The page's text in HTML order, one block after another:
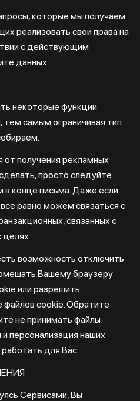
которые мы получаем
реализовать свои права на
с действующим
данных.
некоторые функции
тем самым ограничивая тип
от получения рекламных
просто следуйте
конце письма. Даже если
равно можем связаться с
связанных с
целях.
возможность отключить
Вашему браузеру
или разрешить
файлов cookie. Обратите
не принимать файлы
персонализация наших
для Вас.
Сервисами, Вы